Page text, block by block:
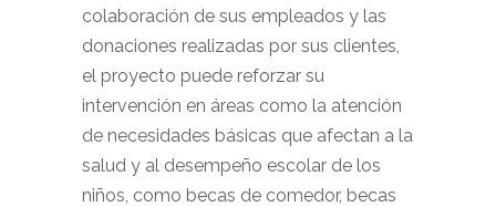
colaboración de sus empleados y las
donaciones realizadas por sus clientes,
el proyecto puede reforzar su
intervención en áreas como la atención
de necesidades básicas que afectan a la
salud y al desempeño escolar de los
niños, como becas de comedor, becas